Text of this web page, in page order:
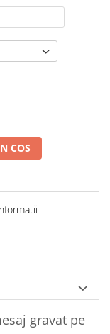
COS
gravat pe